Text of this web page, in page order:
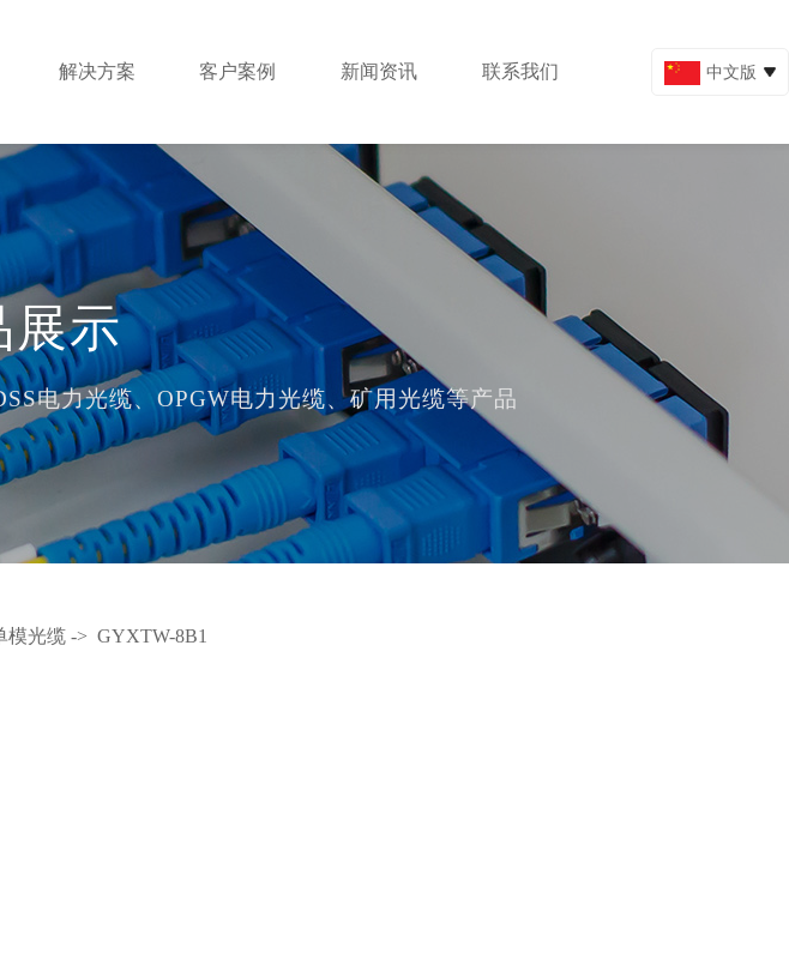
矿用光缆等产品专
量获得业界的认
客户
营销与服务
在线留言
联系我们
服务热线：
135-3868-8821
解决方案 客户案例 新闻资讯 联系我们
中文版
展示
电力光缆、OPGW电力光缆、矿用光缆等产品
模光缆 -> GYXTW-8B1